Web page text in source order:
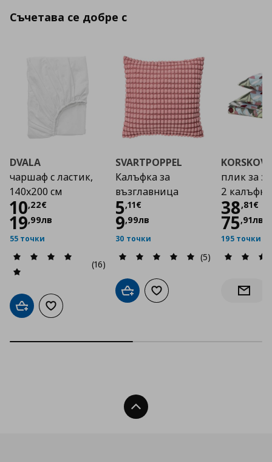
Съчетава се добре с
DVALA
чаршаф с ластик,
140x200 см
10,22€
Цена
19,99лв
55 точки
(16)
Добави в кошницата
Добави към списъка с любими
SVARTPOPPEL
Калъфка за
възглавница
5,11€
Цена
9,99лв
30 точки
(5)
Добави в кошницата
Добави към списъка с
плик за
2 калъфки
38,81€
Цена
75,91лв
195 точки
Нагоре